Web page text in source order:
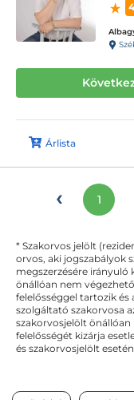
Árlista
‹ 1
* Szakorvos jelölt
orvos, aki jogszabályok
megszerzésére irányuló
önállóan nem
felelősséggel tartozik és
szolgáltató szakorvosa
szakorvosjelölt
felelősségét kizárja
és szakorvosjelölt